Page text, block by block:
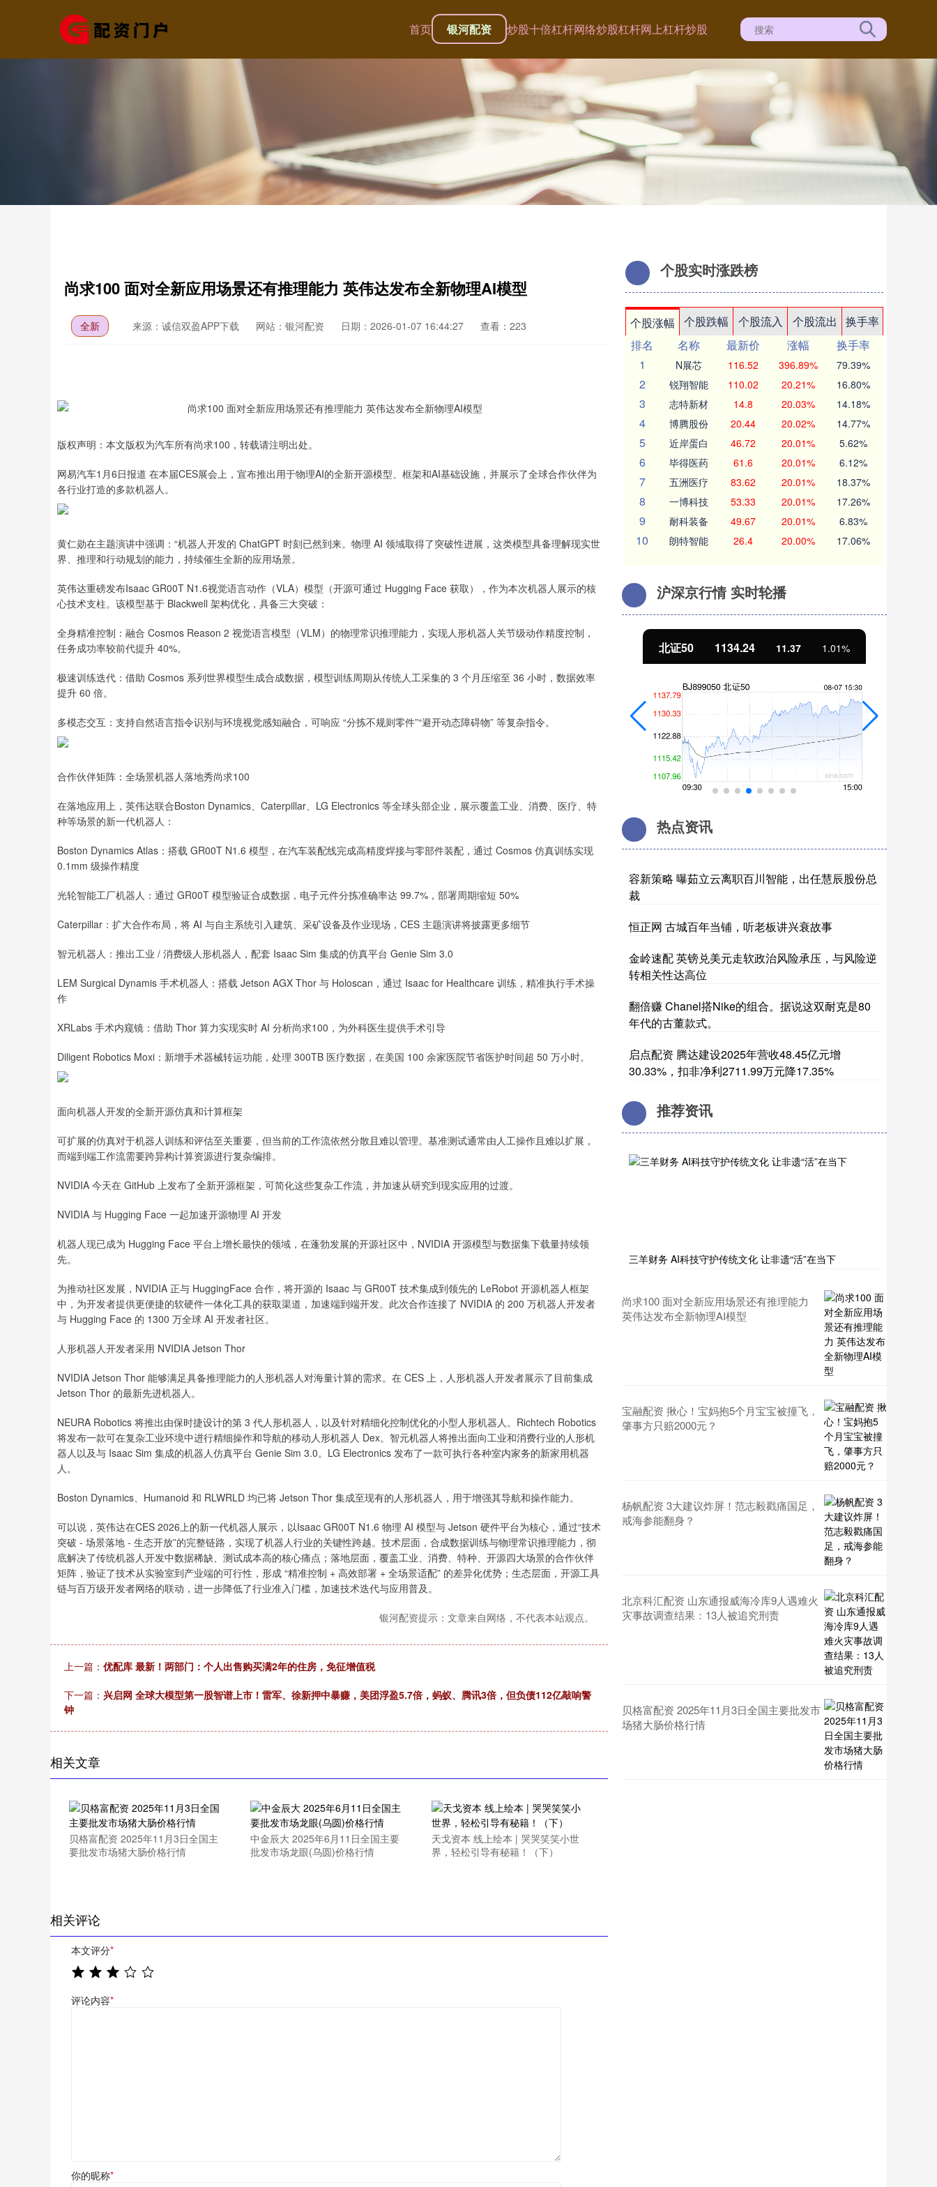
首页 银河配资 炒股十倍杠杆网络炒股杠杆网上杠杆炒股
尚求100 面对全新应用场景还有推理能力 英伟达发布全新物理AI模型
全新 来源：诚信双盈APP下载 网站：银河配资 日期：2026-01-07 16:44:27 查看：223
版权声明：本文版权为汽车所有尚求100，转载请注明出处。
网易汽车1月6日报道 在本届CES展会上，宣布推出用于物理AI的全新开源模型、框架和AI基础设施，并展示了全球合作伙伴为
各行业打造的多款机器人。
黄仁勋在主题演讲中强调：“机器人开发的 ChatGPT 时刻已然到来。物理 AI 领域取得了突破性进展，这类模型具备理解现实世
界、推理和行动规划的能力，持续催生全新的应用场景。
英伟达重磅发布Isaac GR00T N1.6视觉语言动作（VLA）模型（开源可通过 Hugging Face 获取），作为本次机器人展示的核
心技术支柱。该模型基于 Blackwell 架构优化，具备三大突破：
全身精准控制：融合 Cosmos Reason 2 视觉语言模型（VLM）的物理常识推理能力，实现人形机器人关节级动作精度控制，
任务成功率较前代提升 40%。
极速训练迭代：借助 Cosmos 系列世界模型生成合成数据，模型训练周期从传统人工采集的 3 个月压缩至 36 小时，数据效率
提升 60 倍。
多模态交互：支持自然语言指令识别与环境视觉感知融合，可响应 “分拣不规则零件”“避开动态障碍物” 等复杂指令。
合作伙伴矩阵：全场景机器人落地秀尚求100
在落地应用上，英伟达联合Boston Dynamics、Caterpillar、LG Electronics 等全球头部企业，展示覆盖工业、消费、医疗、特
种等场景的新一代机器人：
Boston Dynamics Atlas：搭载 GR00T N1.6 模型，在汽车装配线完成高精度焊接与零部件装配，通过 Cosmos 仿真训练实现
0.1mm 级操作精度
光轮智能工厂机器人：通过 GR00T 模型验证合成数据，电子元件分拣准确率达 99.7%，部署周期缩短 50%
Caterpillar：扩大合作布局，将 AI 与自主系统引入建筑、采矿设备及作业现场，CES 主题演讲将披露更多细节
智元机器人：推出工业 / 消费级人形机器人，配套 Isaac Sim 集成的仿真平台 Genie Sim 3.0
LEM Surgical Dynamis 手术机器人：搭载 Jetson AGX Thor 与 Holoscan，通过 Isaac for Healthcare 训练，精准执行手术操
作
XRLabs 手术内窥镜：借助 Thor 算力实现实时 AI 分析尚求100，为外科医生提供手术引导
Diligent Robotics Moxi：新增手术器械转运功能，处理 300TB 医疗数据，在美国 100 余家医院节省医护时间超 50 万小时。
面向机器人开发的全新开源仿真和计算框架
可扩展的仿真对于机器人训练和评估至关重要，但当前的工作流依然分散且难以管理。基准测试通常由人工操作且难以扩展，
而端到端工作流需要跨异构计算资源进行复杂编排。
NVIDIA 今天在 GitHub 上发布了全新开源框架，可简化这些复杂工作流，并加速从研究到现实应用的过渡。
NVIDIA 与 Hugging Face 一起加速开源物理 AI 开发
机器人现已成为 Hugging Face 平台上增长最快的领域，在蓬勃发展的开源社区中，NVIDIA 开源模型与数据集下载量持续领
先。
为推动社区发展，NVIDIA 正与 HuggingFace 合作，将开源的 Isaac 与 GR00T 技术集成到领先的 LeRobot 开源机器人框架
中，为开发者提供更便捷的软硬件一体化工具的获取渠道，加速端到端开发。此次合作连接了 NVIDIA 的 200 万机器人开发者
与 Hugging Face 的 1300 万全球 AI 开发者社区。
人形机器人开发者采用 NVIDIA Jetson Thor
NVIDIA Jetson Thor 能够满足具备推理能力的人形机器人对海量计算的需求。在 CES 上，人形机器人开发者展示了目前集成
Jetson Thor 的最新先进机器人。
NEURA Robotics 将推出由保时捷设计的第 3 代人形机器人，以及针对精细化控制优化的小型人形机器人。Richtech Robotics
将发布一款可在复杂工业环境中进行精细操作和导航的移动人形机器人 Dex。智元机器人将推出面向工业和消费行业的人形机
器人以及与 Isaac Sim 集成的机器人仿真平台 Genie Sim 3.0。LG Electronics 发布了一款可执行各种室内家务的新家用机器
人。
Boston Dynamics、Humanoid 和 RLWRLD 均已将 Jetson Thor 集成至现有的人形机器人，用于增强其导航和操作能力。
可以说，英伟达在CES 2026上的新一代机器人展示，以Isaac GR00T N1.6 物理 AI 模型与 Jetson 硬件平台为核心，通过“技术
突破 - 场景落地 - 生态开放”的完整链路，实现了机器人行业的关键性跨越。技术层面，合成数据训练与物理常识推理能力，彻
底解决了传统机器人开发中数据稀缺、测试成本高的核心痛点；落地层面，覆盖工业、消费、特种、开源四大场景的合作伙伴
矩阵，验证了技术从实验室到产业端的可行性，形成 “精准控制 + 高效部署 + 全场景适配” 的差异化优势；生态层面，开源工具
链与百万级开发者网络的联动，进一步降低了行业准入门槛，加速技术迭代与应用普及。
银河配资提示：文章来自网络，不代表本站观点。
上一篇： 优配库 最新！两部门：个人出售购买满2年的住房，免征增值税
下一篇： 兴启网 全球大模型第一股智谱上市！雷军、徐新押中暴赚，美团浮盈5.7倍，蚂蚁、腾讯3倍，但负债112亿敲响警
钟
相关文章
贝格富配资 2025年11月3日全国主
要批发市场猪大肠价格行情
中金辰大 2025年6月11日全国主要
批发市场龙眼(乌圆)价格行情
天戈资本 线上绘本 | 哭哭笑笑小世
界，轻松引导有秘籍！（下）
相关评论
本文评分*
评论内容*
你的昵称*
个股实时涨跌榜
个股涨幅 个股跌幅 个股流入 个股流出
换手率
排名
名称 最新价 涨幅
换手率
1
N展芯 116.52 396.89% 79.39%
2 锐翔智能 110.02 20.21% 16.80%
3 志特新材 14.8 20.03% 14.18%
4 博腾股份 20.44 20.02% 14.77%
5 近岸蛋白 46.72 20.01% 5.62%
6 毕得医药 61.6 20.01% 6.12%
7 五洲医疗 83.62 20.01% 18.37%
8 一博科技 53.33 20.01% 17.26%
9 耐科装备 49.67 20.01% 6.83%
10 朗特智能 26.4 20.00% 17.06%
沪深京行情 实时轮播
1.02% 深证成指 北证50 1134.24 11.37 1.01%
热点资讯
容新策略 曝茹立云离职百川智能，出任慧辰股份总
裁
恒正网 古城百年当铺，听老板讲兴衰故事
金岭速配 英镑兑美元走软政治风险承压，与风险逆
转相关性达高位
翻倍赚 Chanel搭Nike的组合。据说这双耐克是80
年代的古董款式。 ​
启点配资 腾达建设2025年营收48.45亿元增
30.33%，扣非净利2711.99万元降17.35%
推荐资讯
三羊财务 AI科技守护传统文化 让非遗“活”在当下
尚求100 面对全新应用场景还有推理能力
英伟达发布全新物理AI模型
宝融配资 揪心！宝妈抱5个月宝宝被撞飞，
肇事方只赔2000元？
杨帆配资 3大建议炸屏！范志毅戳痛国足，
戒海参能翻身？
北京科汇配资 山东通报威海冷库9人遇难火
灾事故调查结果：13人被追究刑责
贝格富配资 2025年11月3日全国主要批发市
场猪大肠价格行情